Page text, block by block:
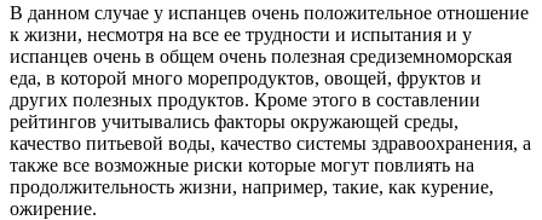
В данном случае у испанцев очень положительное отношение
к жизни, несмотря на все ее трудности и испытания и у
испанцев очень в общем очень полезная средиземноморская
еда, в которой много морепродуктов, овощей, фруктов и
других полезных продуктов. Кроме этого в составлении
рейтингов учитывались факторы окружающей среды,
качество питьевой воды, качество системы здравоохранения, а
также все возможные риски которые могут повлиять на
продолжительность жизни, например, такие, как курение,
ожирение.